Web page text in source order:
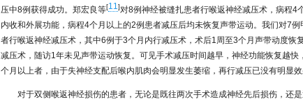
压中8例获得成功。郑宏良等[11]对8例神经被缝扎患者行喉返神经减压术，病程4
内收和外展功能，病程4个月以上的2例患者减压后均未恢复声带运动。我们对7
者行喉返神经减压术，其中6例于3个月内行减压术，术后1周至3个月声带动度恢
减压术，随访1年未见声带运动恢复。可见手术减压时间越早，神经功能恢复越快
个月以上者，由于失神经支配后喉内肌肉会明显发生萎缩，再行减压已没有明显效
对于双侧喉返神经损伤的患者，无论是既往两次手术造成神经先后损伤，还